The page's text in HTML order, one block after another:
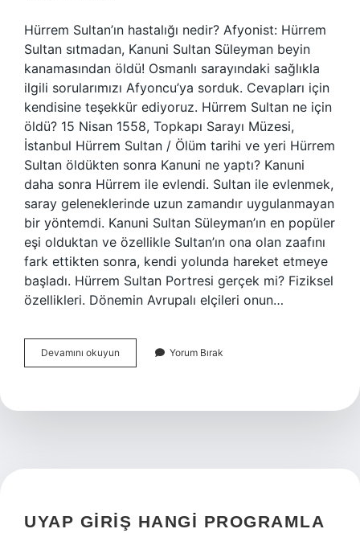
Hürrem Sultan’ın hastalığı nedir? Afyonist: Hürrem
Sultan sıtmadan, Kanuni Sultan Süleyman beyin
kanamasından öldü! Osmanlı sarayındaki sağlıkla
ilgili sorularımızı Afyoncu’ya sorduk. Cevapları için
kendisine teşekkür ediyoruz. Hürrem Sultan ne için
öldü? 15 Nisan 1558, Topkapı Sarayı Müzesi,
İstanbul Hürrem Sultan / Ölüm tarihi ve yeri Hürrem
Sultan öldükten sonra Kanuni ne yaptı? Kanuni
daha sonra Hürrem ile evlendi. Sultan ile evlenmek,
saray geleneklerinde uzun zamandır uygulanmayan
bir yöntemdi. Kanuni Sultan Süleyman’ın en popüler
eşi olduktan ve özellikle Sultan’ın ona olan zaafını
fark ettikten sonra, kendi yolunda hareket etmeye
başladı. Hürrem Sultan Portresi gerçek mi? Fiziksel
özellikleri. Dönemin Avrupalı ​​elçileri onun…
Devamını okuyun
Ne
Yorum Bırak
UYAP GIRIŞ HANGI PROGRAMLA